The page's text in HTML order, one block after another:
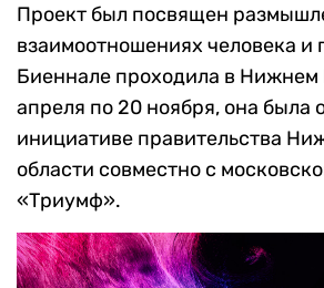
Проект был посвящен
взаимоотношениях человека и
Биеннале проходила в Нижнем
апреля по 20 ноября, она была
инициативе правительства
области совместно с
«Триумф».